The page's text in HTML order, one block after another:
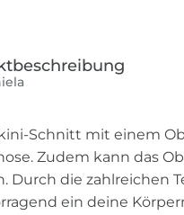
Schnitt mit einem
Zudem kann das
Durch die zahlreichen
ein deine